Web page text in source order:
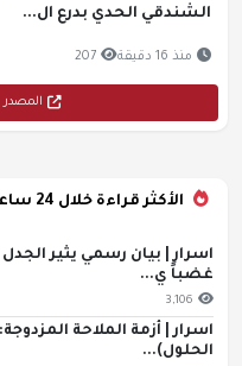
الشندقي الحدي بدرع ال...
منذ 16 دقيقة 207
المصدر
الأكثر قراءة خلال 24 ساعة
اسرار | بيان رسمي يثير
غضباً ي...
3,106
اسرار | أزمة الملاحة
الحلول)...